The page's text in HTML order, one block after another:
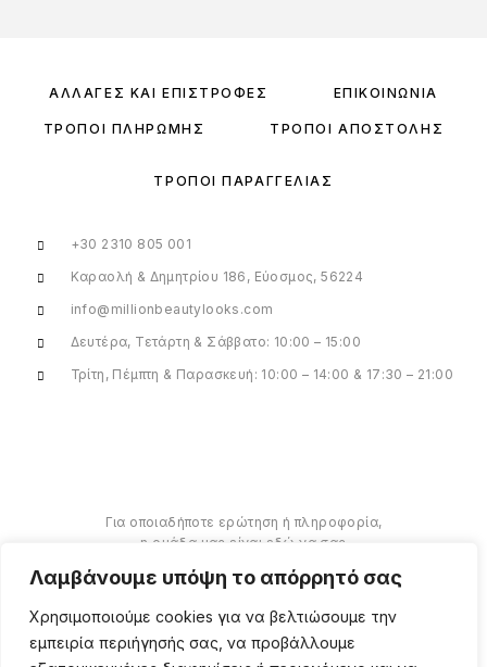
Λαμβάνουμε υπόψη το απόρρητό σας
Χρησιμοποιούμε cookies για να βελτιώσουμε την
εμπειρία περιήγησής σας, να προβάλλουμε
ΑΛΛΑΓΈΣ ΚΑΙ ΕΠΙΣΤΡΟΦΈΣ ΕΠΙΚΟΙΝΩΝΊΑ
ΤΡΌΠΟΙ ΠΛΗΡΩΜΉΣ ΤΡΌΠΟΙ ΑΠΟΣΤΟΛΉΣ
ΤΡΌΠΟΙ ΠΑΡΑΓΓΕΛΊΑΣ
+30 2310 805 001
Καραολή & Δημητρίου 186, Εύοσμος, 56224
info@millionbeautylooks.com
Δευτέρα, Τετάρτη & Σάββατο: 10:00 – 15:00
Τρίτη, Πέμπτη & Παρασκευή: 10:00 – 14:00 & 17:30 – 21:00
Για οποιαδήποτε ερώτηση ή πληροφορία,
η ομάδα μας είναι εδώ να σας
βοηθήσουμε.
ΠΕΡΙΣΣΌΤΕΡΑ